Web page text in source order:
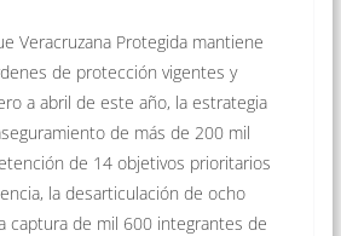
Veracruzana Protegida mantiene
de protección vigentes y
a abril de este año, la estrategia
de más de 200 mil
de 14 objetivos prioritarios
la desarticulación de ocho
captura de mil 600 integrantes de